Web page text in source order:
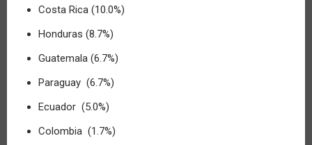
Costa Rica (10.0%)
Honduras (8.7%)
Guatemala (6.7%)
Paraguay (6.7%)
Ecuador (5.0%)
Colombia (1.7%)